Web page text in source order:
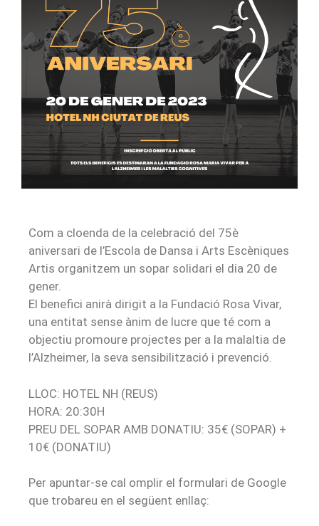
Com a cloenda de la celebració del 75è
aniversari de l’Escola de Dansa i Arts Escèniques
Artis organitzem un sopar solidari el dia 20 de
gener.
El benefici anirà dirigit a la Fundació Rosa Vivar,
una entitat sense ànim de lucre que té com a
objectiu promoure projectes per a la malaltia de
l’Alzheimer, la seva sensibilització i prevenció.
LLOC: HOTEL NH (REUS)
HORA: 20:30H
PREU DEL SOPAR AMB DONATIU: 35€ (SOPAR) +
10€ (DONATIU)
Per apuntar-se cal omplir el formulari de Google
que trobareu en el següent enllaç: